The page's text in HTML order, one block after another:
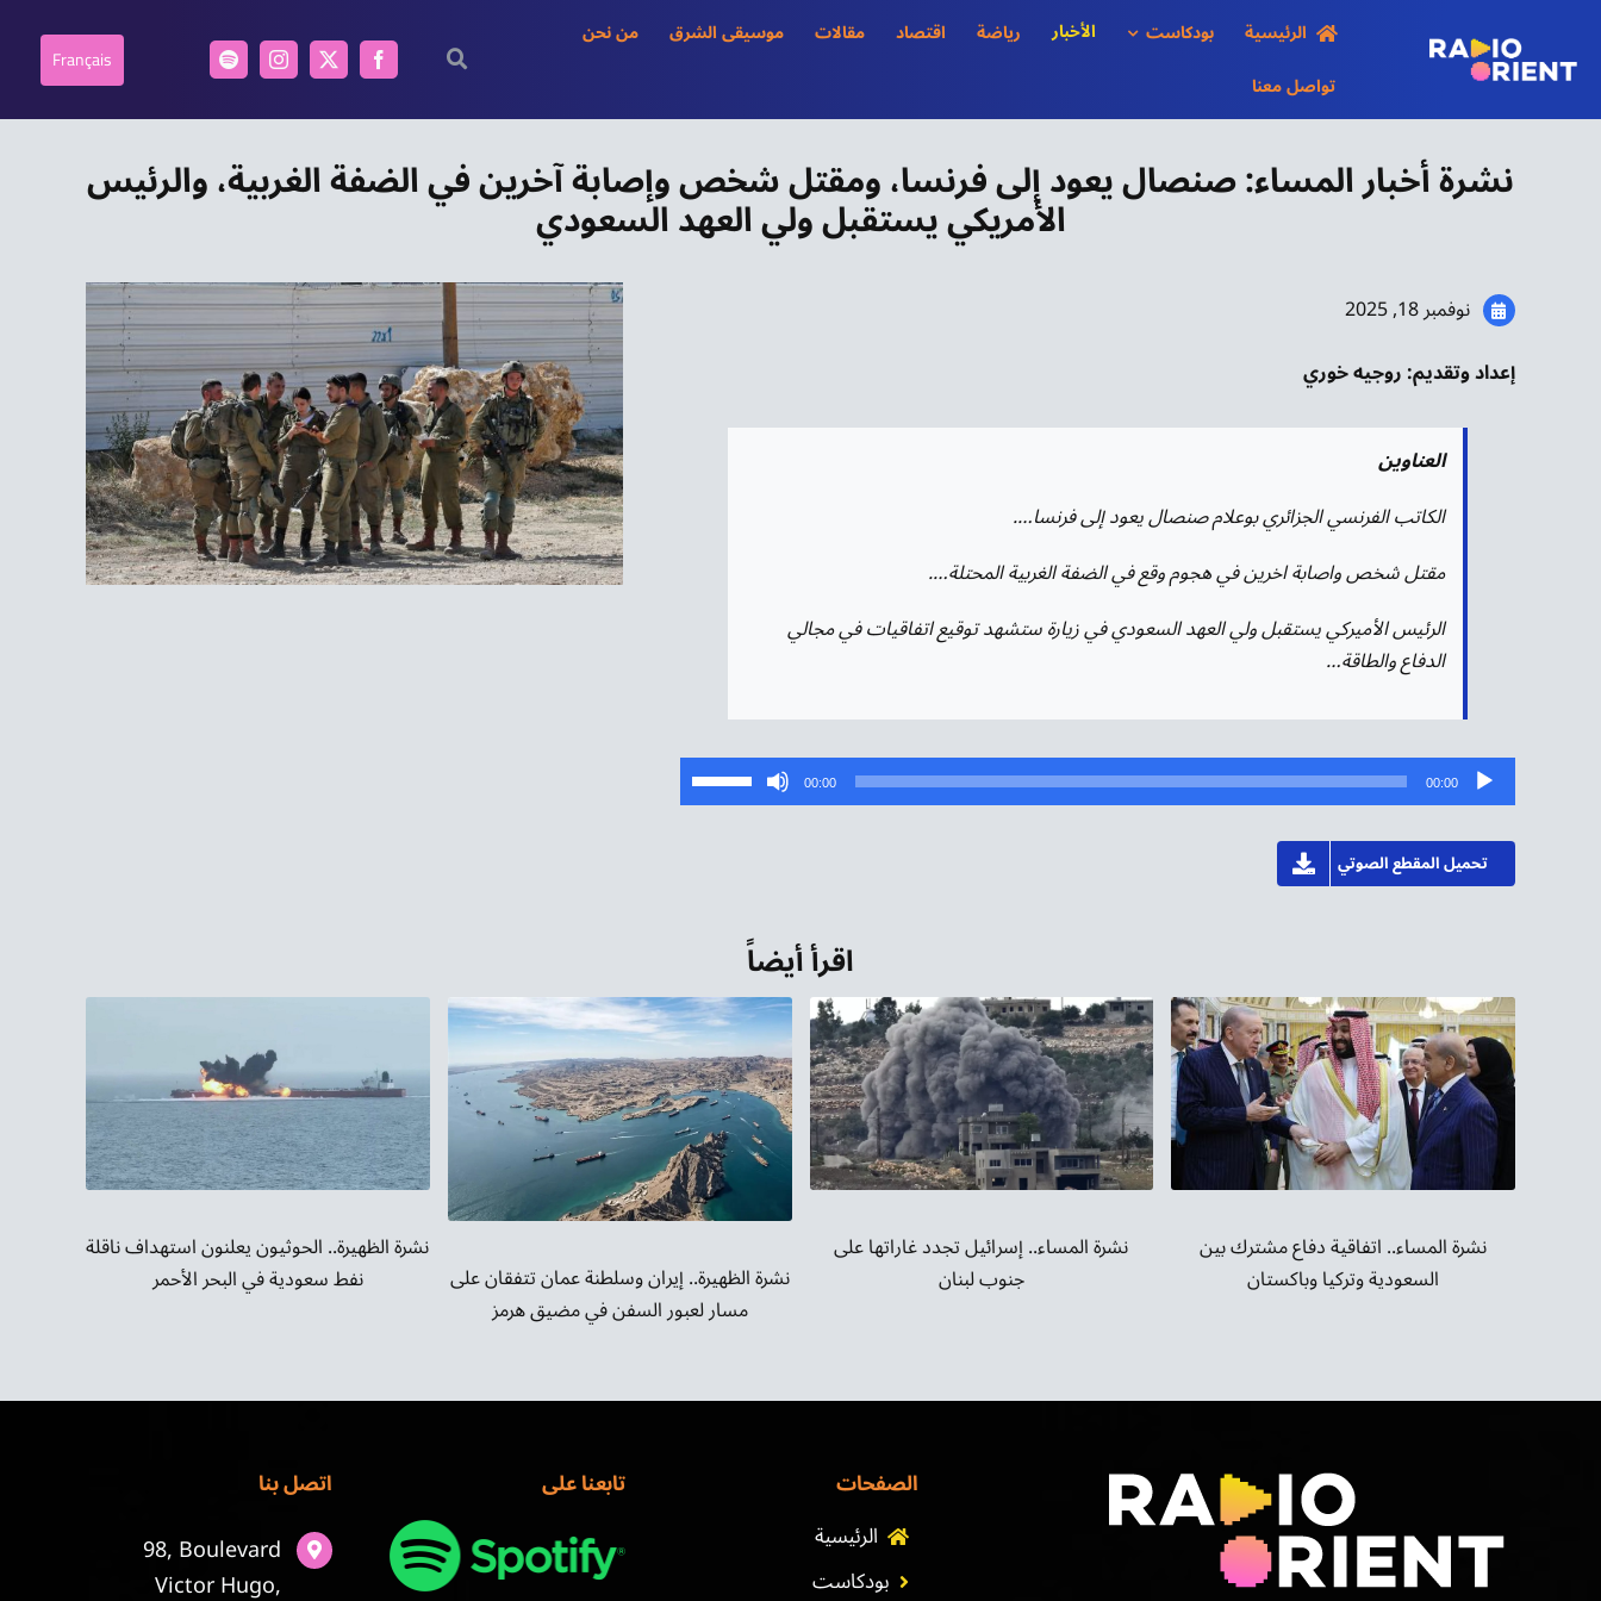
content
الرئيسية بودكاست الأخبار رياضة اقتصاد مقالات موسيقى الشرق
من نحن
تواصل معنا
Français
نشرة أخبار المساء: صنصال يعود إلى فرنسا، ومقتل شخص وإصابة آخرين في الضفة الغربية، والرئيس
الأمريكي يستقبل ولي العهد السعودي
نوفمبر 18, 2025
إعداد وتقديم: روجيه خوري
العناوين
الكاتب الفرنسي الجزائري بوعلام صنصال يعود إلى فرنسا….
مقتل شخص واصابة اخرين في هجوم وقع في الضفة الغربية المحتلة….
الرئيس الأميركي يستقبل ولي العهد السعودي في زيارة ستشهد توقيع اتفاقيات في مجالي
الدفاع والطاقة…
مشغل
الصوت
00:00
00:00
استخدم
مفاتيح
خفض
مستوى
الصوت.
تحميل المقطع الصوتي
اقرأ أيضاً
نشرة المساء.. اتفاقية دفاع مشترك بين
السعودية وتركيا وباكستان
نشرة المساء.. إسرائيل تجدد غاراتها على
جنوب لبنان نشرة الظهيرة.. إيران وسلطنة عمان تتفقان على
مسار لعبور السفن في مضيق هرمز
نشرة الظهيرة.. الحوثيون يعلنون استهداف ناقلة
نفط سعودية في البحر الأحمر
الصفحات
الرئيسية
بودكاست
تابعنا على اتصل بنا
98, Boulevard
Victor Hugo,